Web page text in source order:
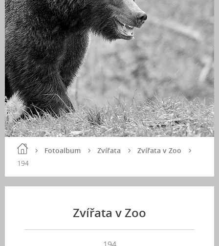
Fotoalbum Zvířata
Zvířata v Zoo
194
Zvířata v Zoo